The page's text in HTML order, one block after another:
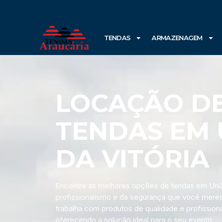
TENDAS ARMAZENAGEM
LOCAÇÃO
TENDAS EM
DA VITÓRIA
Encontre as melhores opções de tendas em
profissionalismo e da segurança que você
trabalha com produtos de qualidade e
oferecendo a solução ideal para o seu evento.